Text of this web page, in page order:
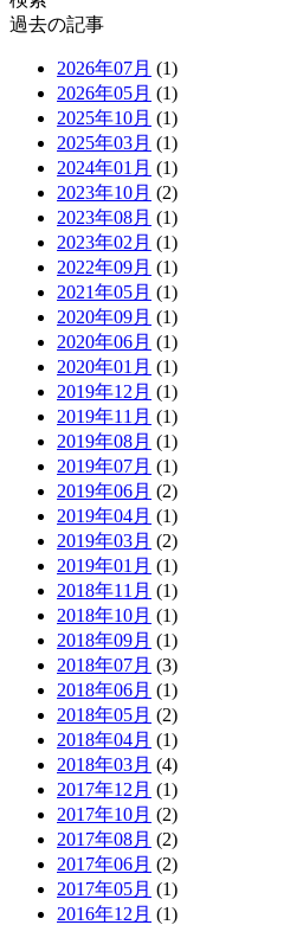
過去の記事
2026年07月 (1)
2026年05月 (1)
2025年10月 (1)
2025年03月 (1)
2024年01月 (1)
2023年10月 (2)
2023年08月 (1)
2023年02月 (1)
2022年09月 (1)
2021年05月 (1)
2020年09月 (1)
2020年06月 (1)
2020年01月 (1)
2019年12月 (1)
2019年11月 (1)
2019年08月 (1)
2019年07月 (1)
2019年06月 (2)
2019年04月 (1)
2019年03月 (2)
2019年01月 (1)
2018年11月 (1)
2018年10月 (1)
2018年09月 (1)
2018年07月 (3)
2018年06月 (1)
2018年05月 (2)
2018年04月 (1)
2018年03月 (4)
2017年12月 (1)
2017年10月 (2)
2017年08月 (2)
2017年06月 (2)
2017年05月 (1)
2016年12月 (1)